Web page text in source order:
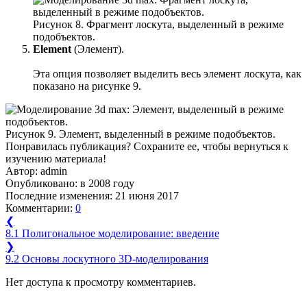
Рисунок 8. Фрагмент лоскута, выделенный в режиме
подобъектов.
Element (Элемент).
Эта опция позволяет выделить весь элемент лоскута, как
показано на рисунке 9.
Рисунок 9. Элемент, выделенный в режиме подобъектов.
Понравилась публикация? Сохраните ее, чтобы вернуться к
изучению материала!
Автор: admin
Опубликовано: в 2008 году
Последние изменения: 21 июня 2017
Комментарии: 0
❮
8.1 Полигональное моделирование: введение
❯
9.2 Основы лоскутного 3D-моделирования
Нет доступа к просмотру комментариев.